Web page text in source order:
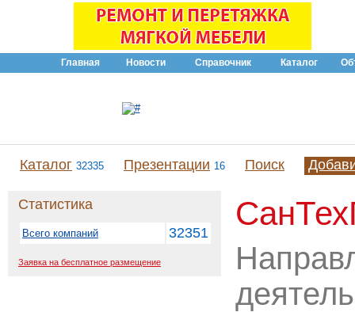
Главная Новости Справочник Каталог
Каталог 32335 Презентации 16 Поиск
Статистика
Всего компаний 32351
Заявка на бесплатное размещение